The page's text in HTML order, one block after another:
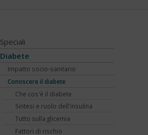
Speciali
Antiossidanti e radicali liberi
Assistenza e diabete
Associazioni di pazienti con diabete
Automonitoraggio glicemia
Centenario dell'insulina
COVID-19 e diabete
Diabete e obesità
Diabete
Impatto socio-sanitario
Mondo, Europa
Italia
Regioni
Conoscere il diabete
Che cos'è il diabete
Sintesi e ruolo dell'insulina
Tutto sulla glicemia
Fattori di rischio